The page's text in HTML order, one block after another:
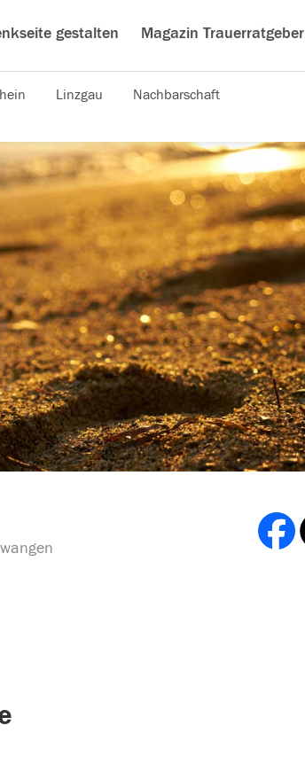
gestalten Magazin Trauerratgeber
Linzgau Nachbarschaft